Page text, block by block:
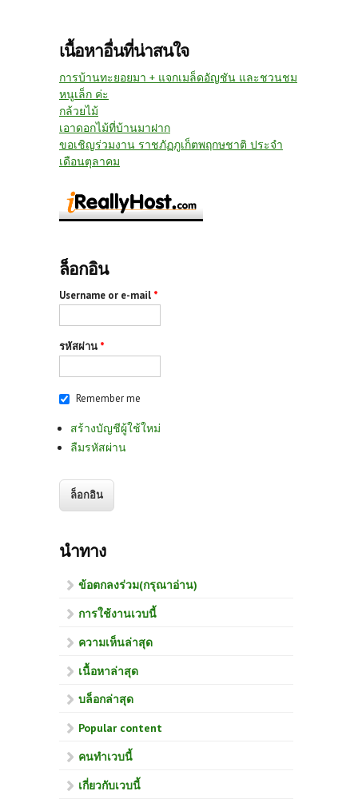
เนื้อหาอื่นที่น่าสนใจ
การบ้านทะยอยมา + แจกเมล็ดอัญชัน และชวนชม
หนูเล็ก ค่ะ
กล้วยไม้
เอาดอกไม้ที่บ้านมาฝาก
ขอเชิญร่วมงาน ราชภัฏภูเก็ตพฤกษชาติ ประจำ
เดือนตุลาคม
ล็อกอิน
Username or e-mail *
รหัสผ่าน *
Remember me
สร้างบัญชีผู้ใช้ใหม่
ลืมรหัสผ่าน
นำทาง
ข้อตกลงร่วม(กรุณาอ่าน)
การใช้งานเวบนี้
ความเห็นล่าสุด
เนื้อหาล่าสุด
บล็อกล่าสุด
Popular content
คนทำเวบนี้
เกี่ยวกับเวบนี้